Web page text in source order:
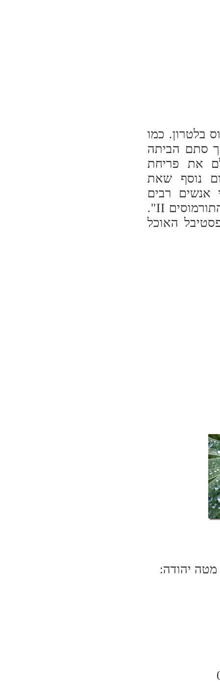
בלטרון. כמו
סתם הביתה
את פריחת
נוסף שאת
אנשים רבים
מחמיצים אותו, וטוב שכך. נקרא לו פשוט "גבעת התורמוסים II".
האוכל